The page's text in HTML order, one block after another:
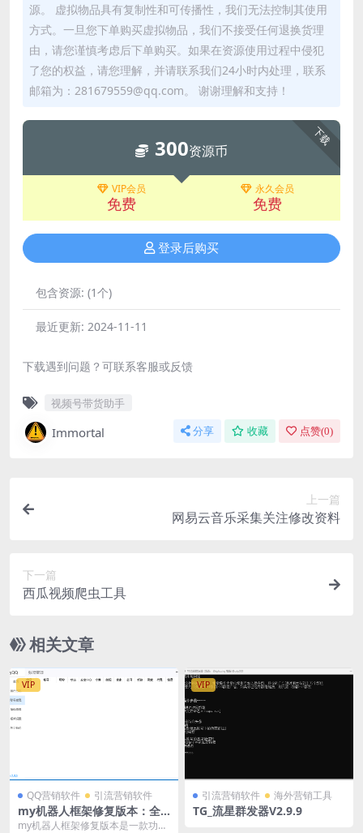
源。 虚拟物品具有复制性和可传播性，我们无法控制其使用
方式。一旦您下单购买虚拟物品，我们不接受任何退换货理
由，请您谨慎考虑后下单购买。如果在资源使用过程中侵犯
了您的权益，请您理解，并请联系我们24小时内处理，联系
邮箱为：281679559@qq.com。 谢谢理解和支持！
下载
300资源币
VIP会员
免费
永久会员
免费
登录后购买
包含资源: (1个)
最近更新: 2024-11-11
下载遇到问题？可联系客服或反馈
视频号带货助手
Immortal 分享 收藏 点赞(0)
上一篇
网易云音乐采集关注修改资料
下一篇
西瓜视频爬虫工具
相关文章
VIP
QQ营销软件 引流营销软件
my机器人框架修复版本：全
面提升您的自动化操作体验
my机器人框架修复版本是一款功能
VIP
引流营销软件 海外营销工具
TG_流星群发器V2.9.9